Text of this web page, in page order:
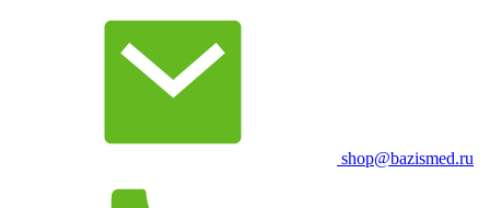
shop@bazismed.ru